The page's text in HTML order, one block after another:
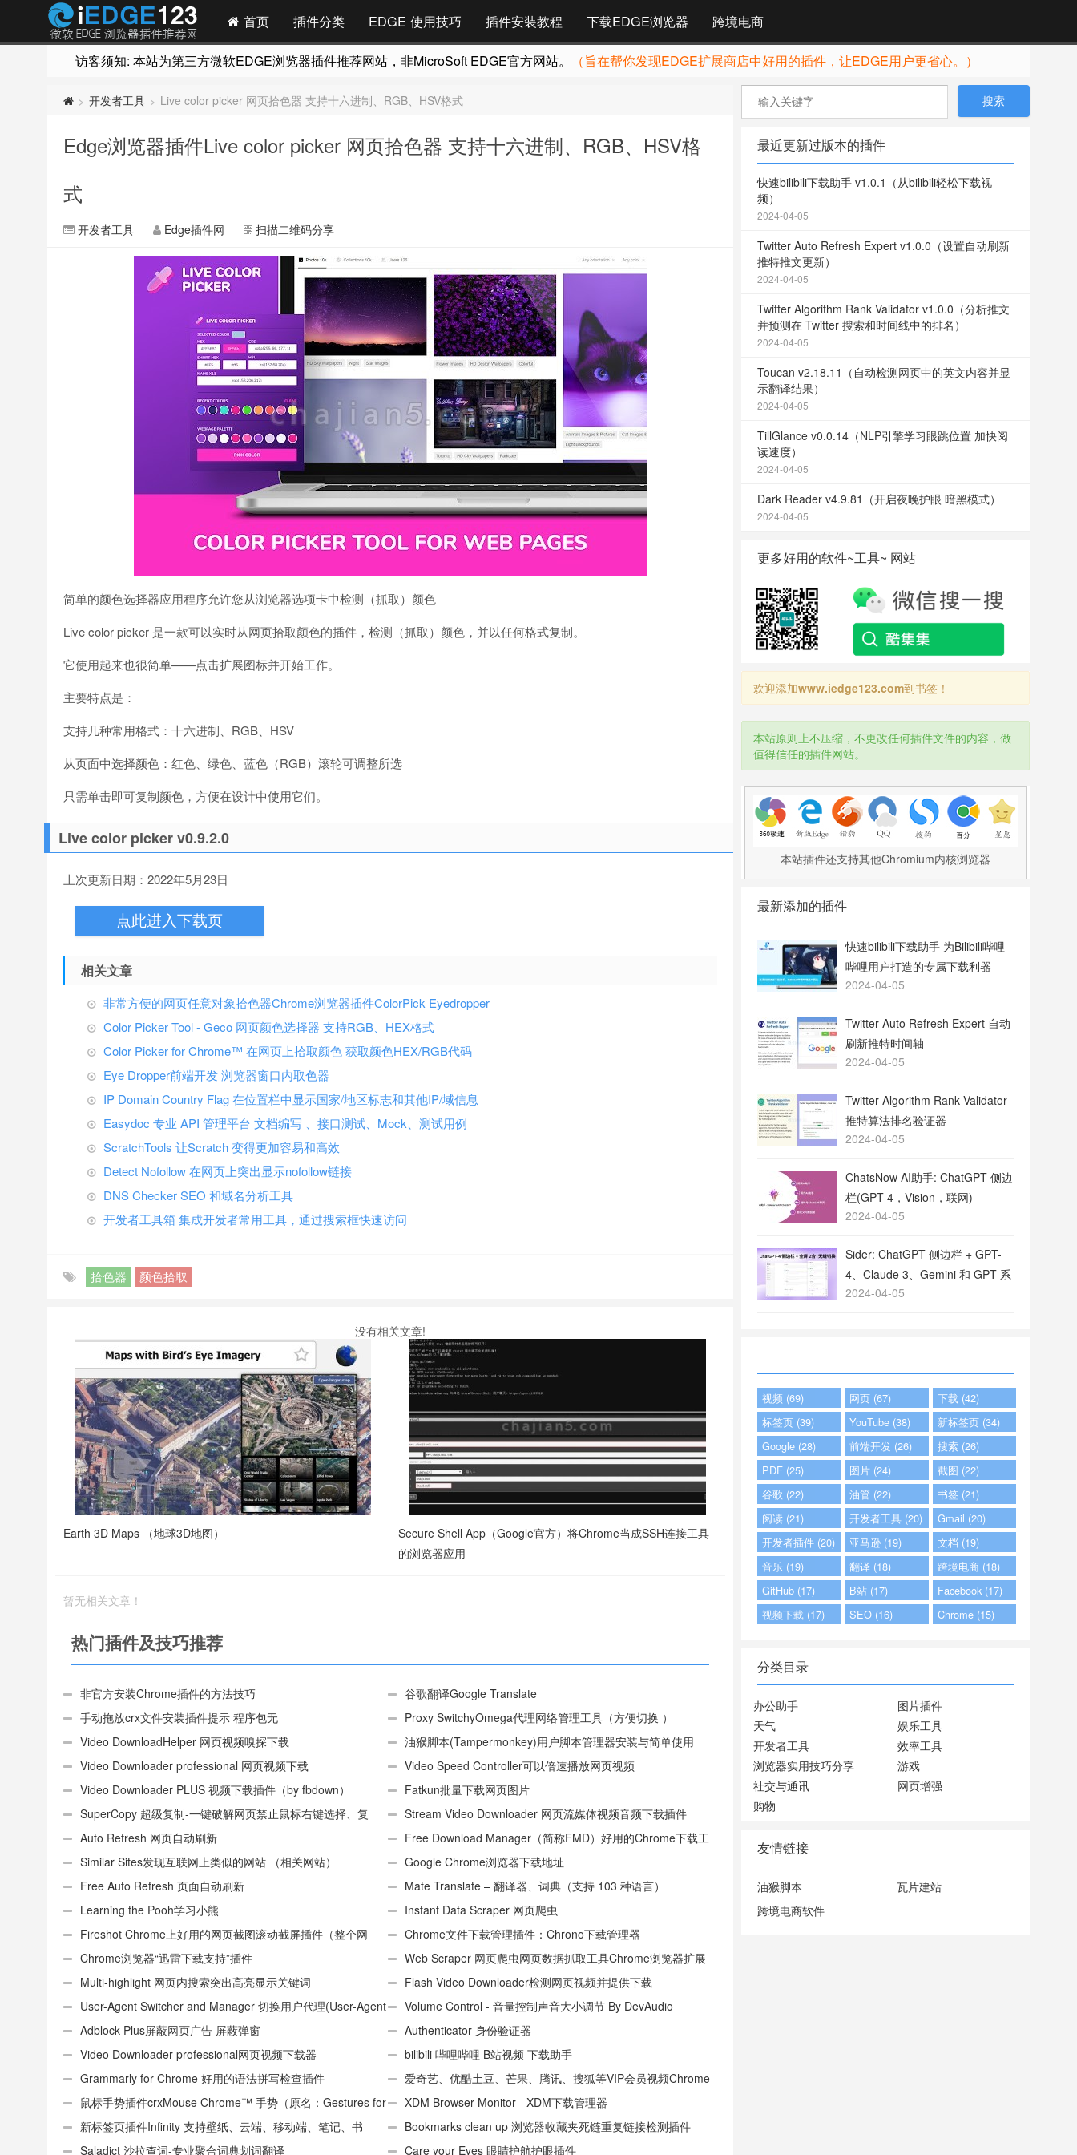
首页 插件分类 EDGE 使用技巧 插件安装教程 下载EDGE浏览器 跨境电商
访客须知: 本站为第三方微软EDGE浏览器插件推荐网站，非MicroSoft EDGE官方网站。 （旨在帮你发现EDGE扩展商店中好用的插件，让EDGE用户更省心。）
> 开发者工具 > Live color picker 网页拾色器 支持十六进制、RGB、HSV格式
Edge浏览器插件Live color picker 网页拾色器 支持十六进制、RGB、HSV格
式
开发者工具 Edge插件网 扫描二维码分享
简单的颜色选择器应用程序允许您从浏览器选项卡中检测（抓取）颜色
Live color picker 是一款可以实时从网页拾取颜色的插件，检测（抓取）颜色，并以任何格式复制。
它使用起来也很简单——点击扩展图标并开始工作。
主要特点是：
支持几种常用格式：十六进制、RGB、HSV
从页面中选择颜色：红色、绿色、蓝色（RGB）滚轮可调整所选
只需单击即可复制颜色，方便在设计中使用它们。
Live color picker v0.9.2.0
上次更新日期：2022年5月23日
点此进入下载页
相关文章
非常方便的网页任意对象拾色器Chrome浏览器插件ColorPick Eyedropper
Color Picker Tool - Geco 网页颜色选择器 支持RGB、HEX格式
Color Picker for Chrome™ 在网页上拾取颜色 获取颜色HEX/RGB代码
Eye Dropper前端开发 浏览器窗口内取色器
IP Domain Country Flag 在位置栏中显示国家/地区标志和其他IP/域信息
Easydoc 专业 API 管理平台 文档编写 、接口测试、Mock、测试用例
ScratchTools 让Scratch 变得更加容易和高效
Detect Nofollow 在网页上突出显示nofollow链接
DNS Checker SEO 和域名分析工具
开发者工具箱 集成开发者常用工具，通过搜索框快速访问
拾色器 颜色拾取
没有相关文章!
Earth 3D Maps （地球3D地图）
Secure Shell App（Google官方）将Chrome当成SSH连接工具
的浏览器应用
暂无相关文章！
热门插件及技巧推荐
非官方安装Chrome插件的方法技巧
谷歌翻译Google Translate
手动拖放crx文件安装插件提示 程序包无
效:“CEX_HEADER_INVALID”的解决办法
Proxy SwitchyOmega代理网络管理工具（方便切换 ）
Video DownloadHelper 网页视频嗅探下载
油猴脚本(Tampermonkey)用户脚本管理器安装与简单使用
（适用Android）
Video Downloader professional 网页视频下载
Video Speed Controller可以倍速播放网页视频
Video Downloader PLUS 视频下载插件（by fbdown）
Fatkun批量下载网页图片
SuperCopy 超级复制-一键破解网页禁止鼠标右键选择、复
制
Stream Video Downloader 网页流媒体视频音频下载插件
Auto Refresh 网页自动刷新
Free Download Manager（简称FMD）好用的Chrome下载工
具插件
Similar Sites发现互联网上类似的网站 （相关网站）
Google Chrome浏览器下载地址
Free Auto Refresh 页面自动刷新
Mate Translate – 翻译器、词典（支持 103 种语言）
Learning the Pooh学习小熊
Instant Data Scraper 网页爬虫
Fireshot Chrome上好用的网页截图滚动截屏插件（整个网
页）
Chrome文件下载管理插件：Chrono下载管理器
Chrome浏览器“迅雷下载支持”插件
Web Scraper 网页爬虫网页数据抓取工具Chrome浏览器扩展
插件
Multi-highlight 网页内搜索突出高亮显示关键词
Flash Video Downloader检测网页视频并提供下载
User-Agent Switcher and Manager 切换用户代理(User-Agent
或UA)
Volume Control - 音量控制声音大小调节 By DevAudio
Adblock Plus屏蔽网页广告 屏蔽弹窗
Authenticator 身份验证器
Video Downloader professional网页视频下载器
bilibili 哔哩哔哩 B站视频 下载助手
Grammarly for Chrome 好用的语法拼写检查插件
爱奇艺、优酷土豆、芒果、腾讯、搜狐等VIP会员视频Chrome
解析工具
鼠标手势插件crxMouse Chrome™ 手势（原名：Gestures for
Chrome(TM)汉化版）
XDM Browser Monitor - XDM下载管理器
新标签页插件Infinity 支持壁纸、云端、移动端、笔记、书
签
Bookmarks clean up 浏览器收藏夹死链重复链接检测插件
Saladict 沙拉查词-专业聚合词典划词翻译
Care your Eyes 眼睛护航护眼插件
最近更新过版本的插件
快速bilibili下载助手 v1.0.1（从bilibili轻松下载视
频）
2024-04-05
Twitter Auto Refresh Expert v1.0.0（设置自动刷新
推特推文更新）
2024-04-05
Twitter Algorithm Rank Validator v1.0.0（分析推文
并预测在 Twitter 搜索和时间线中的排名）
2024-04-05
Toucan v2.18.11（自动检测网页中的英文内容并显
示翻译结果）
2024-04-05
TillGlance v0.0.14（NLP引擎学习眼跳位置 加快阅
读速度）
2024-04-05
Dark Reader v4.9.81（开启夜晚护眼 暗黑模式）
2024-04-05
更多好用的软件~工具~ 网站
欢迎添加www.iedge123.com到书签！
本站原则上不压缩，不更改任何插件文件的内容，做
值得信任的插件网站。
本站插件还支持其他Chromium内核浏览器
最新添加的插件
快速bilibili下载助手 为Bilibili哔哩
哔哩用户打造的专属下载利器
2024-04-05
Twitter Auto Refresh Expert 自动
刷新推特时间轴
2024-04-05
Twitter Algorithm Rank Validator
推特算法排名验证器
2024-04-05
ChatsNow AI助手: ChatGPT 侧边
栏(GPT-4，Vision，联网)
2024-04-05
Sider: ChatGPT 侧边栏 + GPT-
4、Claude 3、Gemini 和 GPT 系
列
2024-04-05
视频 (69) 网页 (67)
下载 (42)
标签页 (39)
YouTube (38)
新标签页 (34)
Google (28)
前端开发 (26)
搜索 (26)
PDF (25)
图片 (24)
截图 (22)
谷歌 (22)
油管 (22)
书签 (21)
阅读 (21)
开发者工具 (20)
Gmail (20)
开发者插件 (20)
亚马逊 (19)
文档 (19)
音乐 (19)
翻译 (18)
跨境电商 (18)
GitHub (17)
B站 (17)
Facebook (17)
视频下载 (17)
SEO (16) Chrome (15)
分类目录
办公助手
图片插件
天气
娱乐工具
开发者工具
效率工具
浏览器实用技巧分享
游戏
社交与通讯
网页增强
购物
友情链接
油猴脚本
瓦片建站
跨境电商软件